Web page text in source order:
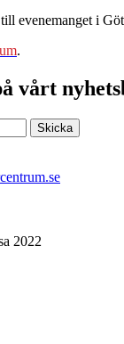
evenemanget i
.
vårt
2022